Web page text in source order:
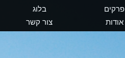
פרקים
בלוג
אודות צור קשר